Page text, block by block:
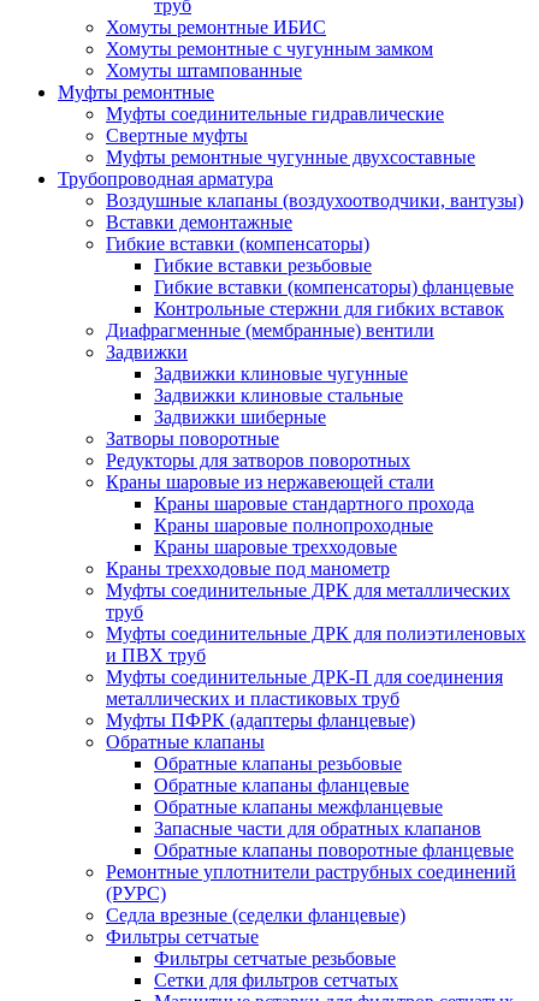
труб
Хомуты ремонтные ИБИС
Хомуты ремонтные с чугунным замком
Хомуты штампованные
Муфты ремонтные
Муфты соединительные гидравлические
Свертные муфты
Муфты ремонтные чугунные двухсоставные
Трубопроводная арматура
Воздушные клапаны (воздухоотводчики, вантузы)
Вставки демонтажные
Гибкие вставки (компенсаторы)
Гибкие вставки резьбовые
Гибкие вставки (компенсаторы) фланцевые
Контрольные стержни для гибких вставок
Диафрагменные (мембранные) вентили
Задвижки
Задвижки клиновые чугунные
Задвижки клиновые стальные
Задвижки шиберные
Затворы поворотные
Редукторы для затворов поворотных
Краны шаровые из нержавеющей стали
Краны шаровые стандартного прохода
Краны шаровые полнопроходные
Краны шаровые трехходовые
Краны трехходовые под манометр
Муфты соединительные ДРК для металлических
труб
Муфты соединительные ДРК для полиэтиленовых
и ПВХ труб
Муфты соединительные ДРК-П для соединения
металлических и пластиковых труб
Муфты ПФРК (адаптеры фланцевые)
Обратные клапаны
Обратные клапаны резьбовые
Обратные клапаны фланцевые
Обратные клапаны межфланцевые
Запасные части для обратных клапанов
Обратные клапаны поворотные фланцевые
Ремонтные уплотнители раструбных соединений
(РУРС)
Седла врезные (седелки фланцевые)
Фильтры сетчатые
Фильтры сетчатые резьбовые
Сетки для фильтров сетчатых